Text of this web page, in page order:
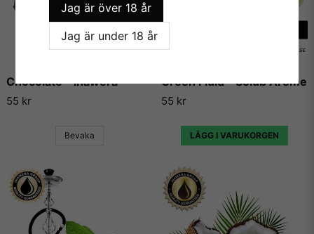
Chocolate - Inawera
55 kr
Bevaka
Green Fluid - Solub Arome
55 kr
LÄGG I VARUKORGEN
- Majs, jordnötter eller gluten
- Animaliska produkter
hemsida
Vi på E-liquids.se är stolta över att vara återförsäljare av
Capella Flavors och kunna erbjuda våra kunder några av de
absolut mest köpta och framförallt godaste aromerna och
essenserna som finns på marknaden.
Jag är över 18 år
Jag är under 18 år